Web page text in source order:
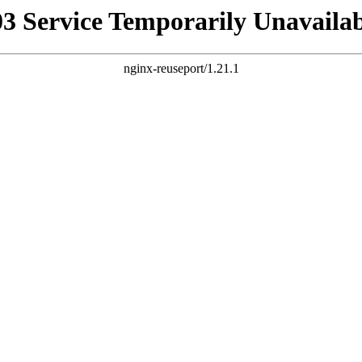
Service Temporarily
nginx-reuseport/1.21.1